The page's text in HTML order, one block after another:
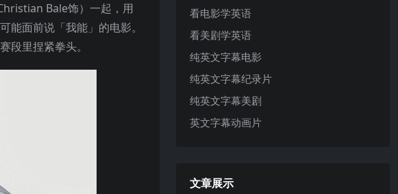
Bale饰）一起，用
面前说「我能」的电影。
里捏紧拳头。
看电影学英语
看美剧学英语
纯英文字幕电影
纯英文字幕纪录片
纯英文字幕美剧
英文字幕动画片
文章展示